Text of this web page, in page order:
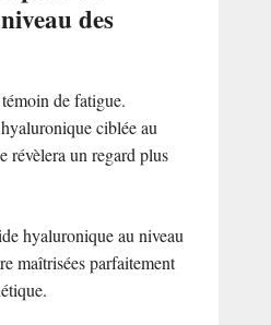
des
de fatigue.
ciblée au
révèlera un regard plus
hyaluronique au niveau
maîtrisées parfaitement